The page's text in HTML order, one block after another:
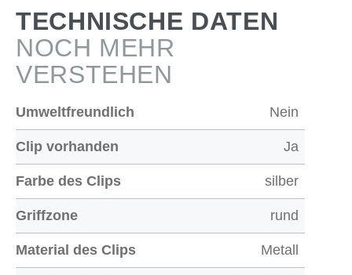
TECHNISCHE DATEN
NOCH MEHR
VERSTEHEN
Umweltfreundlich Nein
Clip vorhanden Ja
Farbe des Clips silber
Griffzone rund
Material des Clips Metall